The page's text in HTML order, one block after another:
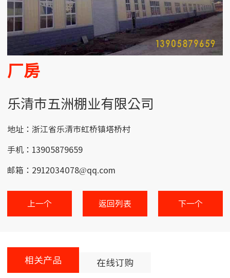
厂房
乐清市五洲棚业有限公司
地址：浙江省乐清市虹桥镇塔桥村
手机：13905879659
邮箱：2912034078@qq.com
上一个 返回列表 下一个
相关产品 在线订购